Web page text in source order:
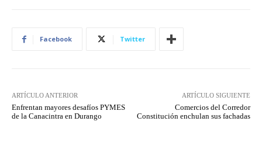
Facebook Twitter
ARTÍCULO ANTERIOR
Enfrentan mayores desafíos PYMES
de la Canacintra en Durango
ARTÍCULO SIGUIENTE
Comercios del Corredor
Constitución enchulan sus fachadas